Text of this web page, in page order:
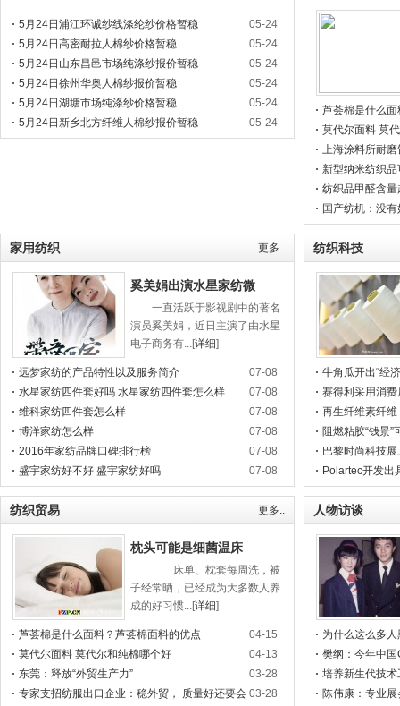
05-24
5月24日浦江环诚纱线涤纶纱价格暂稳
05-24
5月24日高密耐拉人棉纱价格暂稳
05-24
5月24日山东昌邑市场纯涤纱报价暂稳
05-24
5月24日徐州华奥人棉纱报价暂稳
05-24
5月24日湖塘市场纯涤纱价格暂稳
05-24
5月24日新乡北方纤维人棉纱报价暂稳
芦荟棉是什么
莫代尔面料 莫
上海涂料所耐
新型纳米纺织品
纺织品甲醛含
国产纺机：没
更多..
家用纺织
奚美娟出演水星家纺微
一直活跃于影视剧中的著名
演员奚美娟，近日主演了由水星
电子商务有...[详细]
07-08
远梦家纺的产品特性以及服务简介
07-08
水星家纺四件套好吗 水星家纺四件套怎么样
07-08
维科家纺四件套怎么样
07-08
博洋家纺怎么样
07-08
2016年家纺品牌口碑排行榜
07-08
盛宇家纺好不好 盛宇家纺好吗
纺织科技
牛角瓜开出“经
南红河乡村振兴
赛得利采用消
商业化突破
再生纤维素纤
阻燃粘胶“钱景”
巴黎时尚科技
Polartec开发出
更多..
纺织贸易
枕头可能是细菌温床
床单、枕套每周洗，被
子经常晒，已经成为大多数人养
成的好习惯...[详细]
04-15
芦荟棉是什么面料？芦荟棉面料的优点
04-13
莫代尔面料 莫代尔和纯棉哪个好
03-28
东莞：释放“外贸生产力”
03-28
专家支招纺服出口企业：稳外贸， 质量好还要会
人物访谈
为什么这么多
功夫一夜白头
樊纲：今年中
培养新生代技
陈伟康：专业